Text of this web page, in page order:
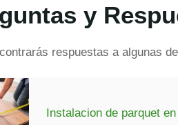
y
respuestas a algunas
Instalacion de parquet